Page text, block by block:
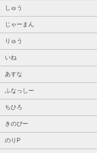
しゅう
じゃーまん
りゅう
いね
あすな
ふなっしー
ちひろ
きのぴー
のりP